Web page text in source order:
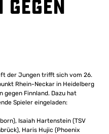
gegen
der Jungen trifft sich vom 26.
Rhein-Neckar in Heidelberg
gegen Finnland. Dazu hat
Spieler eingeladen:
Isaiah Hartenstein (TSV
Haris Hujic (Phoenix